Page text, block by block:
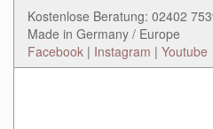
Kostenlose Beratung: 02402
Made in Germany / Europe
Facebook | Instagram | Youtube